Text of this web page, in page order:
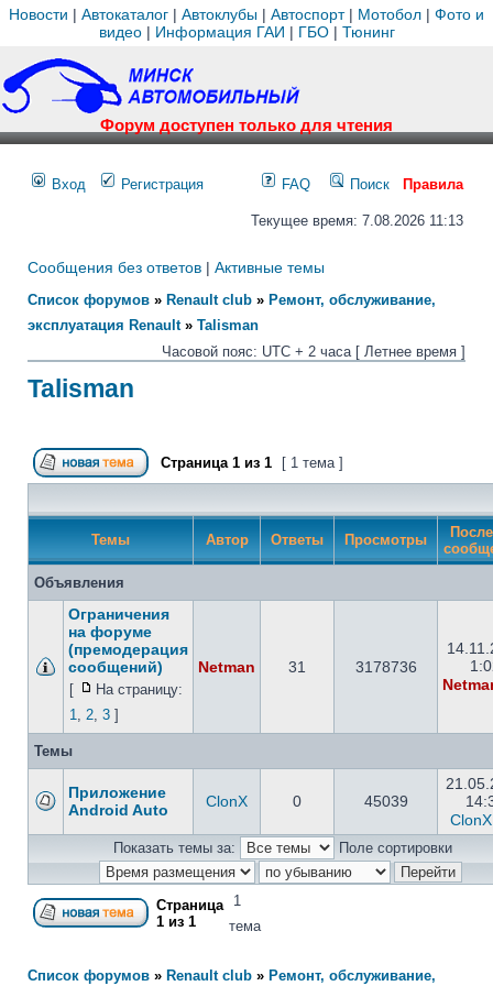
Новости | Автокаталог | Автоклубы | Автоспорт| Мотобол | Фото и
видео| Информация ГАИ | ГБО| Тюнинг
Форум доступен только для чтения
Вход Регистрация FAQ Поиск Правила
Текущее время: 7.08.2026 11:13
Сообщения без ответов | Активные темы
Список форумов » Renault club » Ремонт, обслуживание,
эксплуатация Renault» Talisman
Часовой пояс: UTC + 2 часа [ Летнее время ]
Talisman
Страница 1 из 1 [ 1 тема ]
Темы Автор Ответы Просмотры
Объявления
Ограничения
на форуме
(премодерация
сообщений)
[
На страницу:
1, 2, 3 ]
Netman 31 3178736
Темы
Приложение
Android Auto
ClonX 0 45039
ClonX
Показать темы за: Поле сортировки
Страница
1 из 1
1
тема
Список форумов » Renault club » Ремонт, обслуживание,